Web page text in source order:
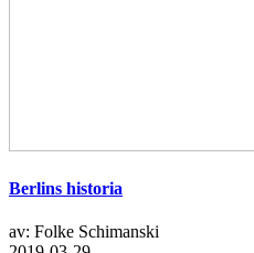
Berlins historia
av: Folke Schimanski